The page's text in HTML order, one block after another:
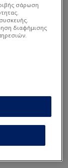
σάρωση
διαφήμισης